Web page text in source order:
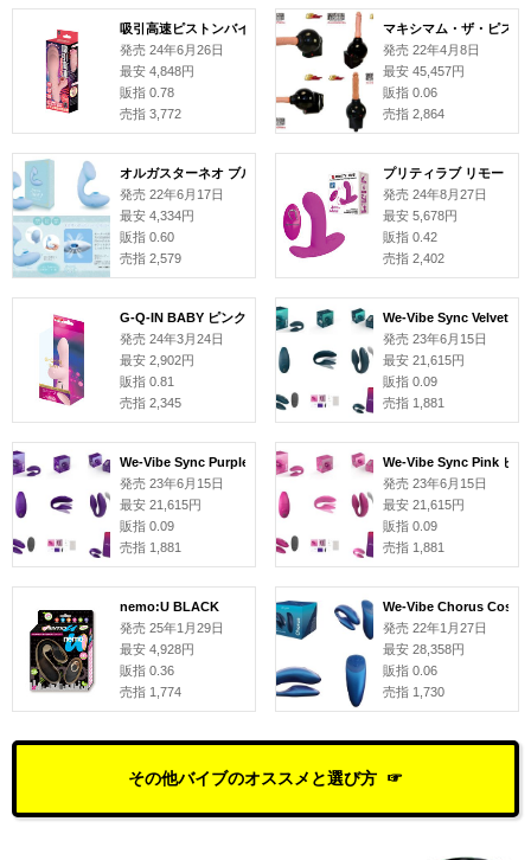
吸引高速ピストンバイブ
発売 24年6月26日
最安 4,848円
販指 0.78
売指 3,772
マキシマム・ザ・ピス
発売 22年4月8日
最安 45,457円
販指 0.06
売指 2,864
オルガスターネオ ブルー
発売 22年6月17日
最安 4,334円
販指 0.60
売指 2,579
プリティラブ リモート
発売 24年8月27日
最安 5,678円
販指 0.42
売指 2,402
G-Q-IN BABY ピンク
発売 24年3月24日
最安 2,902円
販指 0.81
売指 2,345
We-Vibe Sync Velvet
発売 23年6月15日
最安 21,615円
販指 0.09
売指 1,881
We-Vibe Sync Purple パープル
発売 23年6月15日
最安 21,615円
販指 0.09
売指 1,881
We-Vibe Sync Pink ピン
発売 23年6月15日
最安 21,615円
販指 0.09
売指 1,881
nemo:U BLACK
発売 25年1月29日
最安 4,928円
販指 0.36
売指 1,774
We-Vibe Chorus
発売 22年1月27日
最安 28,358円
販指 0.06
売指 1,730
その他バイブのオススメと選び方